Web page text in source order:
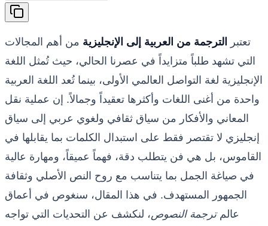
تعتبر الترجمة من العربية إلى الإنجليزية من أهم المجالات
التي تشهد طلباً متزايداً في عصرنا الحالي، حيث تُمثل اللغة
الإنجليزية لغة التواصل العالمي الأولى، بينما تُعد اللغة العربية
واحدة من أغنى اللغات وأكثرها تعقيداً وجمالاً. إن عملية نقل
المعاني والأفكار من سياق ثقافي ولغوي عربي إلى سياق
إنجليزي لا تقتصر فقط على استبدال الكلمات بما يقابلها في
القاموس، بل هي فن يتطلب دقة، فهماً عميقاً، ومهارة عالية
في صياغة الجمل بما يتناسب مع روح النص الأصلي وثقافة
الجمهور المستهدف. في هذا المقال، سنغوص في أعماق
عالمترجمة النصوص، لنكشف عن التحديات التي تواجه